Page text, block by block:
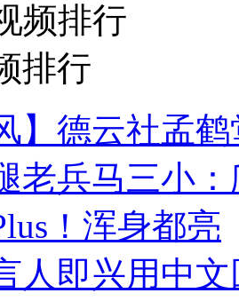
频排行
排行
】德云社孟
老兵马三小
！浑身都亮
人即兴用中